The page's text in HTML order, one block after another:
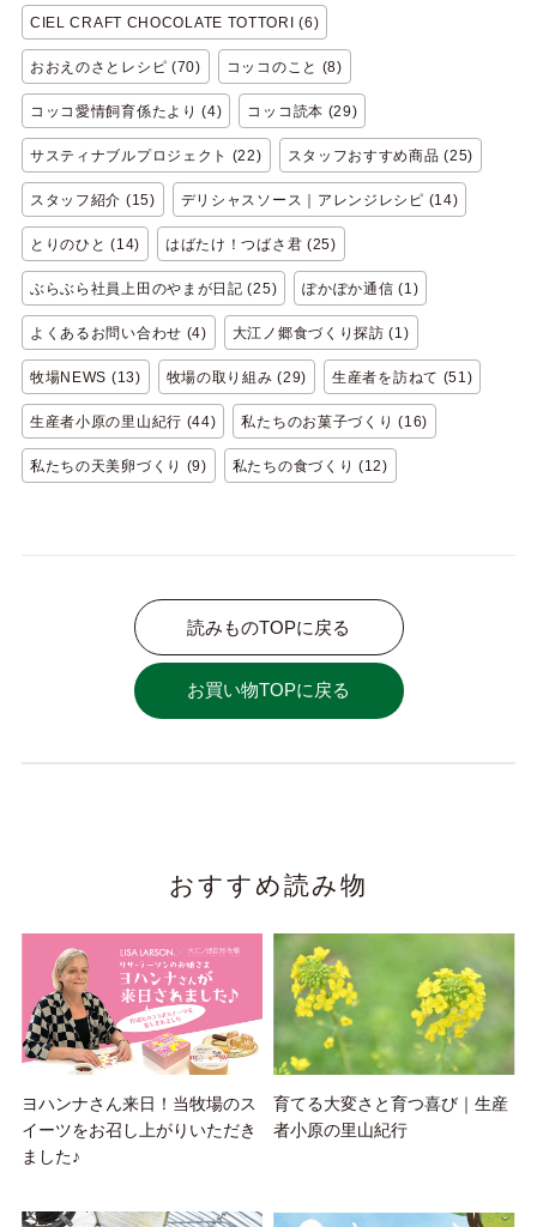
CIEL CRAFT CHOCOLATE TOTTORI (6)
おおえのさとレシピ (70) コッコのこと (8)
コッコ愛情飼育係たより (4) コッコ読本 (29)
サスティナブルプロジェクト (22) スタッフおすすめ商品 (25)
スタッフ紹介 (15) デリシャスソース｜アレンジレシピ (14)
とりのひと (14) はばたけ！つばさ君 (25)
ぶらぶら社員上田のやまが日記 (25) ぽかぽか通信 (1)
よくあるお問い合わせ (4) 大江ノ郷食づくり探訪 (1)
牧場NEWS (13) 牧場の取り組み (29) 生産者を訪ねて (51)
生産者小原の里山紀行 (44) 私たちのお菓子づくり (16)
私たちの天美卵づくり (9) 私たちの食づくり (12)
読みものTOPに戻る
お買い物TOPに戻る
おすすめ読み物
ヨハンナさん来日！当牧場のス
イーツをお召し上がりいただき
ました♪
育てる大変さと育つ喜び｜生産
者小原の里山紀行